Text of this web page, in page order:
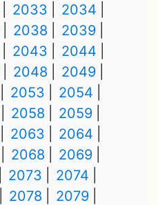
2033
2034
2038
2039
2043
2044
2048
2049
2053
2054
2058
2059
2063
2064
2068
2069
2073
2074
2078
2079